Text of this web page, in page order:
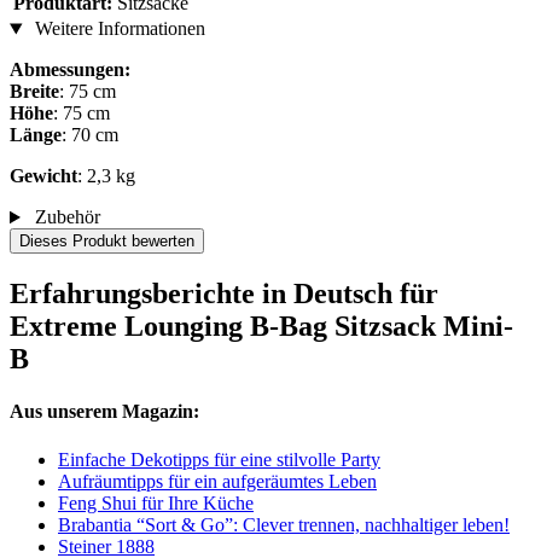
Weitere Informationen
Abmessungen:
Breite: 75 cm
Höhe: 75 cm
Länge: 70 cm
Gewicht: 2,3 kg
Zubehör
Dieses Produkt bewerten
Erfahrungsberichte in Deutsch für
Extreme Lounging B-Bag Sitzsack Mini-
B
Aus unserem Magazin:
Einfache Dekotipps für eine stilvolle Party
Aufräumtipps für ein aufgeräumtes Leben
Feng Shui für Ihre Küche
Brabantia “Sort & Go”: Clever trennen, nachhaltiger leben!
Steiner 1888